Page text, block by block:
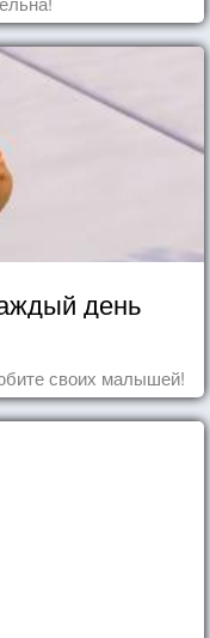
день
своих малышей!